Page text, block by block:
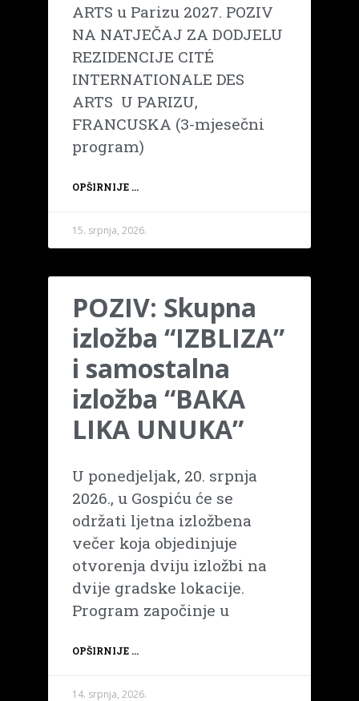
ARTS u Parizu 2027. POZIV
NA NATJEČAJ ZA DODJELU
REZIDENCIJE CITÉ
INTERNATIONALE DES
ARTS U PARIZU,
FRANCUSKA (3-mjesečni
program)
OPŠIRNIJE ...
15. srpnja, 2026.
POZIV: Skupna
izložba “IZBLIZA”
i samostalna
izložba “BAKA
LIKA UNUKA”
U ponedjeljak, 20. srpnja
2026., u Gospiću će se
održati ljetna izložbena
večer koja objedinjuje
otvorenja dviju izložbi na
dvije gradske lokacije.
Program započinje u
OPŠIRNIJE ...
14. srpnja, 2026.